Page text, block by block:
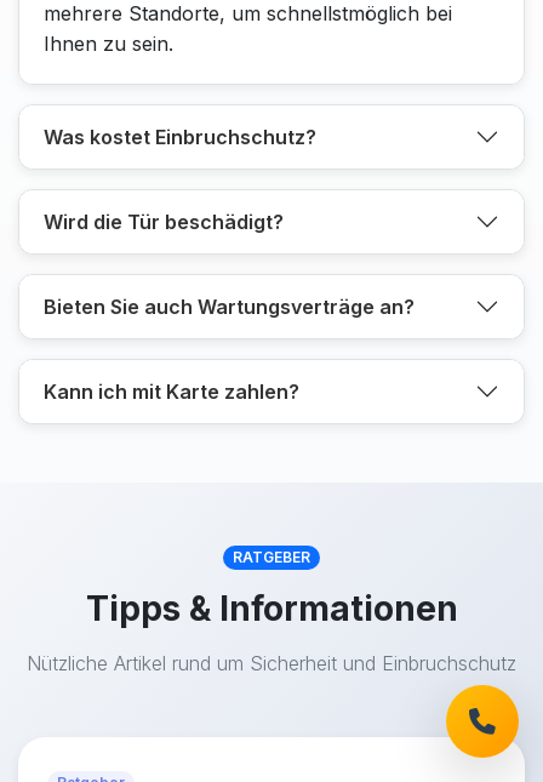
mehrere Standorte, um schnellstmöglich bei
Ihnen zu sein.
Was kostet Einbruchschutz?
Wird die Tür beschädigt?
Bieten Sie auch Wartungsverträge an?
Kann ich mit Karte zahlen?
RATGEBER
Tipps & Informationen
Nützliche Artikel rund um Sicherheit und Einbruchschutz